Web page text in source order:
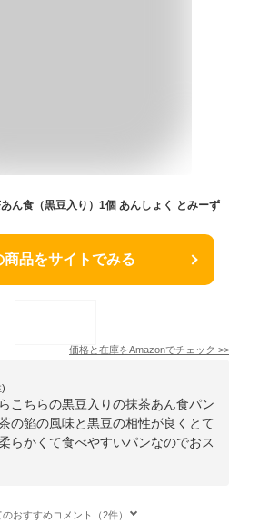
ん食（黒豆入り）1個 あんしょく とみーず
商品をサイトでみる
価格と在庫をAmazonでチェック >>
こちらの黒豆入りの抹茶あん食パン
の餡の風味と黒豆の相性が良くとて
らかくて食べやすいパンなのでおス
のおすすめコメント（2件）